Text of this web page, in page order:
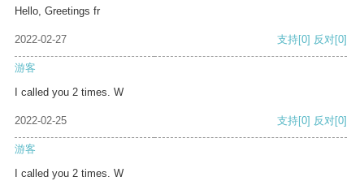
Hello, Greetings fr
2022-02-27 支持[0] 反对[0]
游客
I called you 2 times. W
2022-02-25 支持[0] 反对[0]
游客
I called you 2 times. W